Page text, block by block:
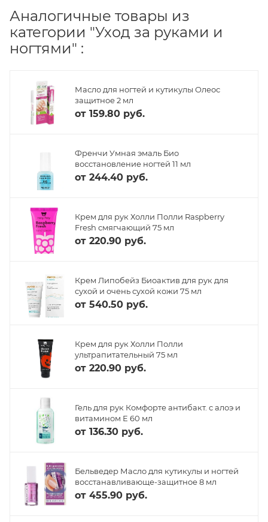
Аналогичные товары из
категории "Уход за руками и
ногтями" :
Масло для ногтей и кутикулы Олеос
защитное 2 мл
от 159.80 руб.
Френчи Умная эмаль Био
восстановление ногтей 11 мл
от 244.40 руб.
Крем для рук Холли Полли Raspberry
Fresh смягчающий 75 мл
от 220.90 руб.
Крем Липобейз Биоактив для рук для
сухой и очень сухой кожи 75 мл
от 540.50 руб.
Крем для рук Холли Полли
ультрапитательный 75 мл
от 220.90 руб.
Гель для рук Комфорте антибакт. с алоэ и
витамином Е 60 мл
от 136.30 руб.
Бельведер Масло для кутикулы и ногтей
восстанавливающе-защитное 8 мл
от 455.90 руб.